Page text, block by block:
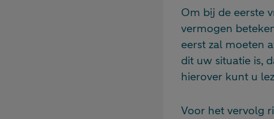
Om bij de eerste
vermogen
eerst zal moeten
dit uw situatie is,
hierover kunt u
Voor het vervolg